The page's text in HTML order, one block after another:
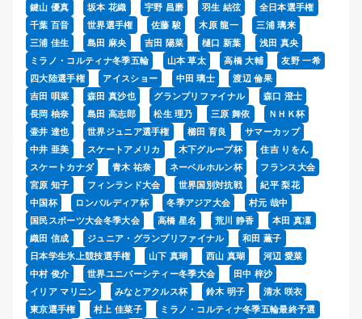
鍵山 優真 坂本 花織 宇野 昌磨 羽生 結弦
全日本選手権
千葉 百音
世界選手権 佐藤 駿 木原 龍一
三浦 璃来
三浦 佳生
島田 麻央 吉田 陽菜 樋口 新葉
浅田 真央
ミラノ・コルティナ冬季五輪
山本 草太 高橋 大輔
友野 一希
四大陸選手権
アイスショー 中田 璃士
渡辺 倫果
吉田 唄菜
森田 真沙也 グランプリファイナル
森口 澄士
長岡 柚奈
島田 高志郎 松生 理乃 三原 舞依
ＮＨＫ杯
壷井 達也
世界ジュニア選手権 櫛田 育良
サマーカップ
中井 亜美
スケートアメリカ 木下グループ杯
住吉 りをん
スケートカナダ
青木 祐奈 ネーベルホルン杯
フランス大会
宮原 知子
フィンランド大会 世界国別対抗戦
紀平 梨花
中国杯
ロンバルディア杯 冬季アジア大会
村元 哉中
国民スポーツ大会冬季大会
高橋 星名 荒川 静香
本田 真凜
織田 信成
ジュニア・グランプリファイナル
和田 薫子
日本学生氷上競技選手権
山下 真瑚 西山 真瑚
河辺 愛菜
中村 俊介
世界ユニバーシティー冬季大会
田中 梓沙
イリア マリニン
みなとアクルス杯 鈴木 明子
清水 咲衣
東京選手権
村上 佳菜子
ミラノ・コルティナ冬季五輪最終予選